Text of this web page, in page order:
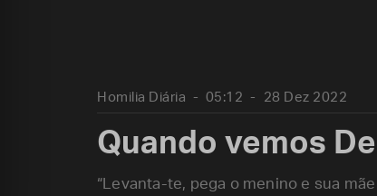
Homilia Diária 05:12 28 Dez 2022
Quando vemos
“Levanta-te, pega o menino e sua